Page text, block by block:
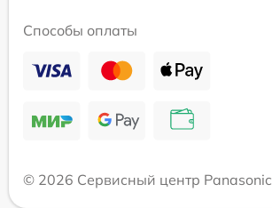
Способы оплаты
© 2026 Сервисный центр Panasonic